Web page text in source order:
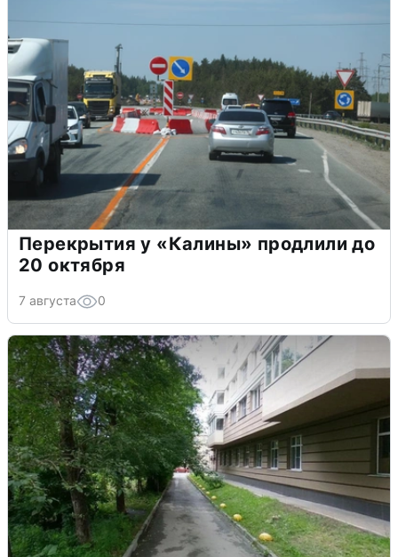
Перекрытия у «Калины» продлили до
20 октября
7 августа 0